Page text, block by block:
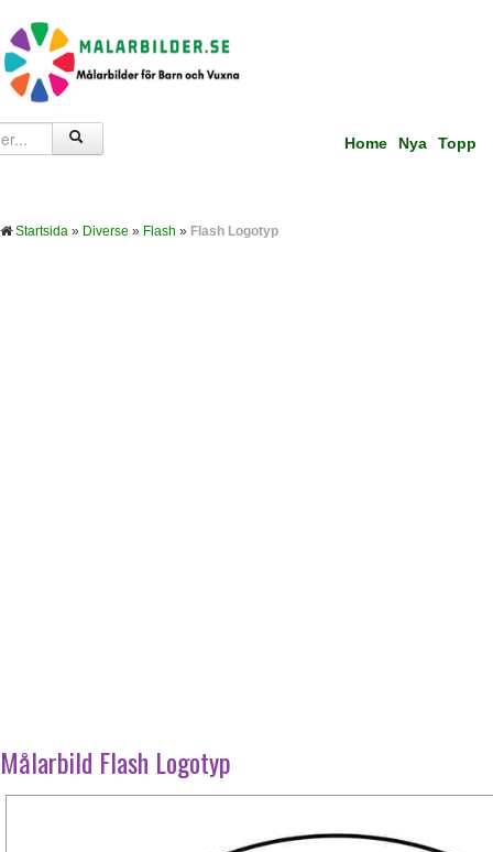
Home Nya Topp
Startsida » Diverse » Flash » Flash Logotyp
Målarbild Flash Logotyp